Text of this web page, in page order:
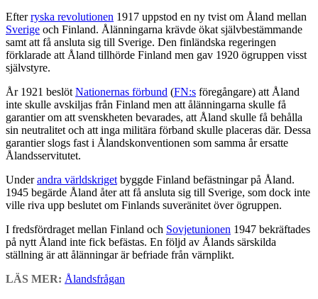
Efterryska revolutionen 1917 uppstod en ny tvist om Åland mellan
Sverige och Finland. Ålänningarna krävde ökat självbestämmande
samt att få ansluta sig till Sverige. Den finländska regeringen
förklarade att Åland tillhörde Finland men gav 1920 ögruppen visst
självstyre.
År 1921 beslöt Nationernas förbund (FN:s föregångare) att Åland
inte skulle avskiljas från Finland men att ålänningarna skulle få
garantier om att svenskheten bevarades, att Åland skulle få behålla
sin neutralitet och att inga militära förband skulle placeras där. Dessa
garantier slogs fast i Ålandskonventionen som samma år ersatte
Ålandsservitutet.
Underandra världskriget byggde Finland befästningar på Åland.
1945 begärde Åland åter att få ansluta sig till Sverige, som dock inte
ville riva upp beslutet om Finlands suveränitet över ögruppen.
I fredsfördraget mellan Finland och Sovjetunionen 1947 bekräftades
på nytt Åland inte fick befästas. En följd av Ålands särskilda
ställning är att ålänningar är befriade från värnplikt.
LÄS MER: Ålandsfrågan